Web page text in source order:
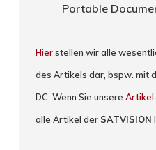
Portable
Hierstellen wir alle
des Artikels dar, bspw. mit
DC. Wenn Sie unsere
alle Artikel der SATVISION